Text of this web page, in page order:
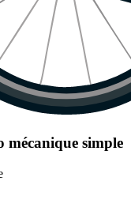
mécanique simple